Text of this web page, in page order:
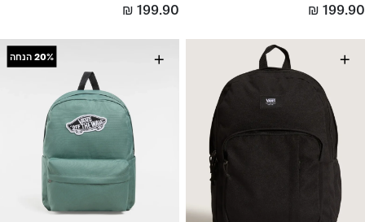
₪ 199.90
₪ 199.90
+
+
20% הנחה